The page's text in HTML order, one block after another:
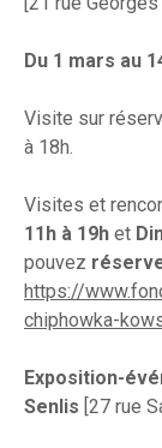
Du 1 mars au
Visite sur
à 18h.
Visites et
11h à 19h et
pouvez
https://
chiphowka-
Exposition-
Senlis [27 rue